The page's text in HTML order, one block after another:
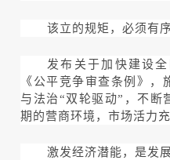
该立的规矩，必须有
发布关于加快建设
《公平竞争审查条例》
与法治“双轮驱动”，不断
期的营商环境，市场活力充
激发经济潜能，是发